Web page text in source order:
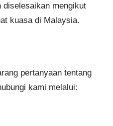
diselesaikan mengikut
kuasa di Malaysia.
pertanyaan tentang
kami melalui: